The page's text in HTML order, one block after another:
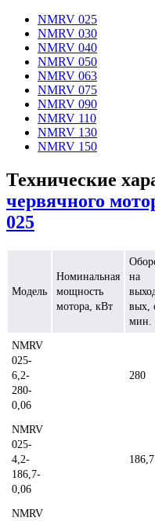
NMRV 025
NMRV 030
NMRV 040
NMRV 050
NMRV 063
NMRV 075
NMRV 090
NMRV 110
NMRV 130
NMRV 150
Технические
червячного
025
Модель
Номинальная
мощность
мотора, кВт
на
вых,
мин.
NMRV
025-
6,2-
280-
0,06
280
NMRV
025-
4,2-
186,7-
0,06
186,7
NMRV